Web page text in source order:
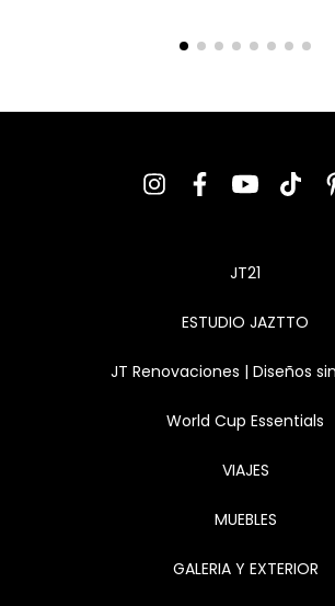
JT21
ESTUDIO JAZTTO
JT Renovaciones | Diseños
World Cup Essentials
VIAJES
MUEBLES
GALERIA Y EXTERIOR